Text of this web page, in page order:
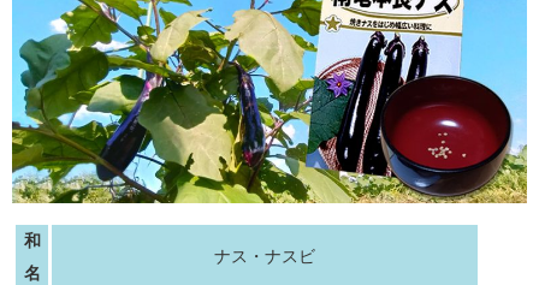
和
名
ナス・ナスビ